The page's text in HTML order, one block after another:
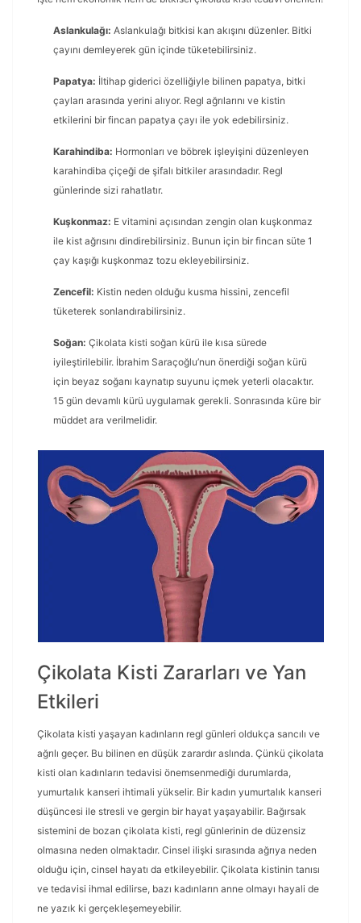
Aslankulağı: Aslankulağı bitkisi kan akışını düzenler. Bitki
çayını demleyerek gün içinde tüketebilirsiniz.
Papatya: İltihap giderici özelliğiyle bilinen papatya, bitki
çayları arasında yerini alıyor. Regl ağrılarını ve kistin
etkilerini bir fincan papatya çayı ile yok edebilirsiniz.
Karahindiba: Hormonları ve böbrek işleyişini düzenleyen
karahindiba çiçeği de şifalı bitkiler arasındadır. Regl
günlerinde sizi rahatlatır.
Kuşkonmaz: E vitamini açısından zengin olan kuşkonmaz
ile kist ağrısını dindirebilirsiniz. Bunun için bir fincan süte 1
çay kaşığı kuşkonmaz tozu ekleyebilirsiniz.
Zencefil: Kistin neden olduğu kusma hissini, zencefil
tüketerek sonlandırabilirsiniz.
Soğan: Çikolata kisti soğan kürü ile kısa sürede
iyileştirilebilir. İbrahim Saraçoğlu’nun önerdiği soğan kürü
için beyaz soğanı kaynatıp suyunu içmek yeterli olacaktır.
15 gün devamlı kürü uygulamak gerekli. Sonrasında küre bir
müddet ara verilmelidir.
Çikolata Kisti Zararları ve Yan
Etkileri
Çikolata kisti yaşayan kadınların regl günleri oldukça sancılı ve
ağrılı geçer. Bu bilinen en düşük zarardır aslında. Çünkü çikolata
kisti olan kadınların tedavisi önemsenmediği durumlarda,
yumurtalık kanseri ihtimali yükselir. Bir kadın yumurtalık kanseri
düşüncesi ile stresli ve gergin bir hayat yaşayabilir. Bağırsak
sistemini de bozan çikolata kisti, regl günlerinin de düzensiz
olmasına neden olmaktadır. Cinsel ilişki sırasında ağrıya neden
olduğu için, cinsel hayatı da etkileyebilir. Çikolata kistinin tanısı
ve tedavisi ihmal edilirse, bazı kadınların anne olmayı hayali de
ne yazık ki gerçekleşemeyebilir.